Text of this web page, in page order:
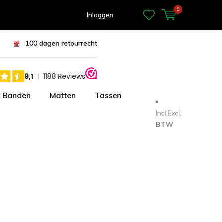
Inloggen
0
100 dagen retourrecht
Banden Matten Tassen
Incl.Excl.
BTW